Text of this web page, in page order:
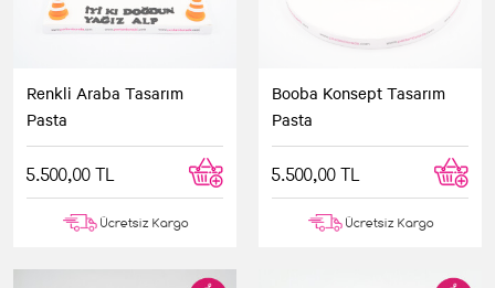
Renkli Araba Tasarım
Pasta
5.500,00 TL
Ücretsiz Kargo
Booba Konsept Tasarım
Pasta
5.500,00 TL
Ücretsiz Kargo